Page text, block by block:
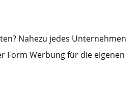
Nahezu jedes Unternehmen
Form Werbung für die eigenen